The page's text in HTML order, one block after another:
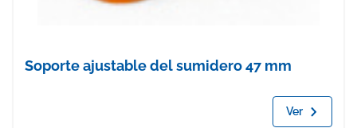
Soporte ajustable del sumidero 47 mm
Ver